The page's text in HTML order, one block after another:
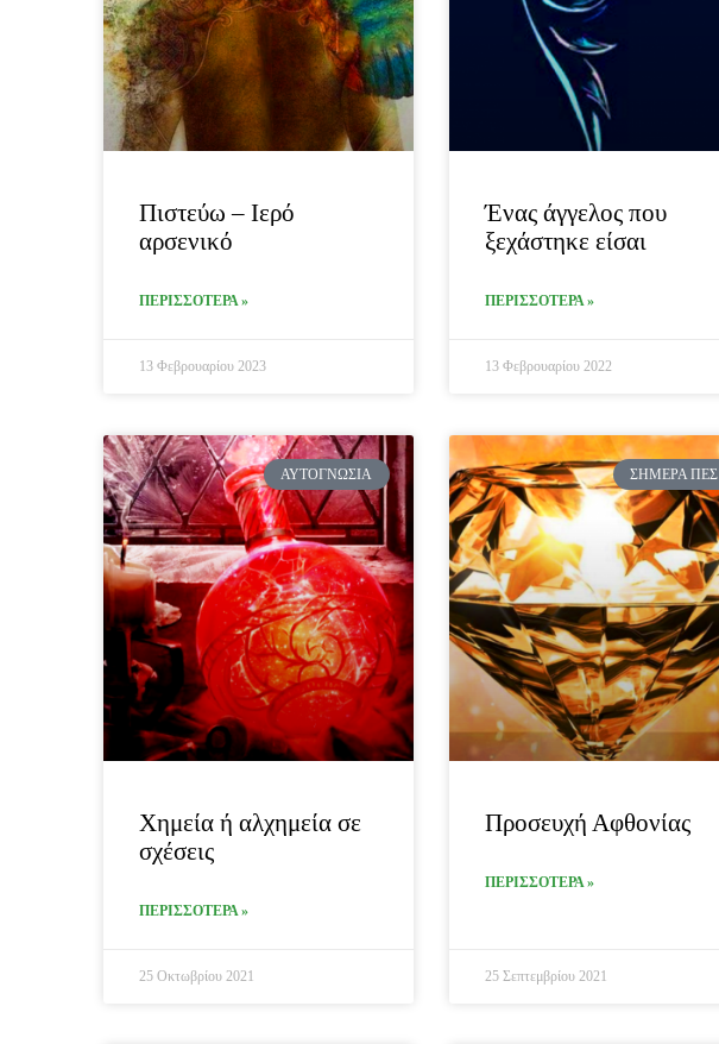
Πιστεύω – Ιερό
αρσενικό
ΠΕΡΙΣΣΟΤΕΡΑ »
13 Φεβρουαρίου 2023
Ένας άγγελος που
ξεχάστηκε είσαι
ΠΕΡΙΣΣΟΤΕΡΑ »
13 Φεβρουαρίου 2022
ΑΥΤΟΓΝΩΣΊΑ
Χημεία ή αλχημεία σε
σχέσεις
ΠΕΡΙΣΣΟΤΕΡΑ »
25 Οκτωβρίου 2021
ΣΉΜΕΡΑ ΠΕΣ
Προσευχή Αφθονίας
ΠΕΡΙΣΣΟΤΕΡΑ »
25 Σεπτεμβρίου 2021